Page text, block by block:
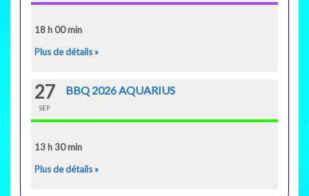
18 h 00 min
Plus de détails »
27
SEP
BBQ 2026 AQUARIUS
13 h 30 min
Plus de détails »